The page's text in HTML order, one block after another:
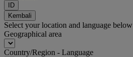
ID
Kembali
Select your location and language below
Geographical area
Country/Region - Language